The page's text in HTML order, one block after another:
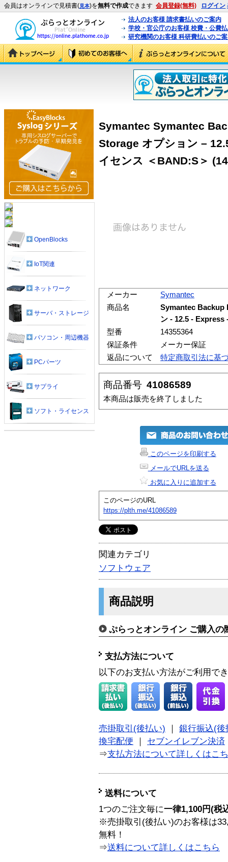
会員はオンラインで見積書(見本)を無料で作成できます 会員登録(無料) ログイン
法人のお客様 請求書払いのご案内
学校・官公庁のお客様 校費・公費
研究機関のお客様 科研費払いのご
Symantec Symantec
Storage オプション –
イセンス ＜BAND:S＞
メーカー
Symantec
商品名
Symantec Backup
ン - 12.5 - Express
型番
14355364
保証条件
メーカー保証
返品について
特定商取引法に基
商品番号 41086589
本商品は販売を終了しました
このページを印刷する
メールでURLを送る
お気に入りに追加する
このページのURL
https://plth.me/41086589
関連カテゴリ
ソフトウェア
商品説明
ぷらっとオンライン ご購入の
支払方法について
以下のお支払い方法がご利用で
売掛取引(後払い)
銀行振込(後
換宅配便
セブンイレブン決済
⇒支払方法について詳しくはこ
送料について
1つのご注文毎に一律1,100円(税
※売掛取引(後払い)のお客様は
無料！
⇒送料について詳しくはこちら
OpenBlocks
IoT関連
ネットワーク
サーバ・ストレージ
パソコン・周辺機器
PCパーツ
サプライ
ソフト・ライセンス